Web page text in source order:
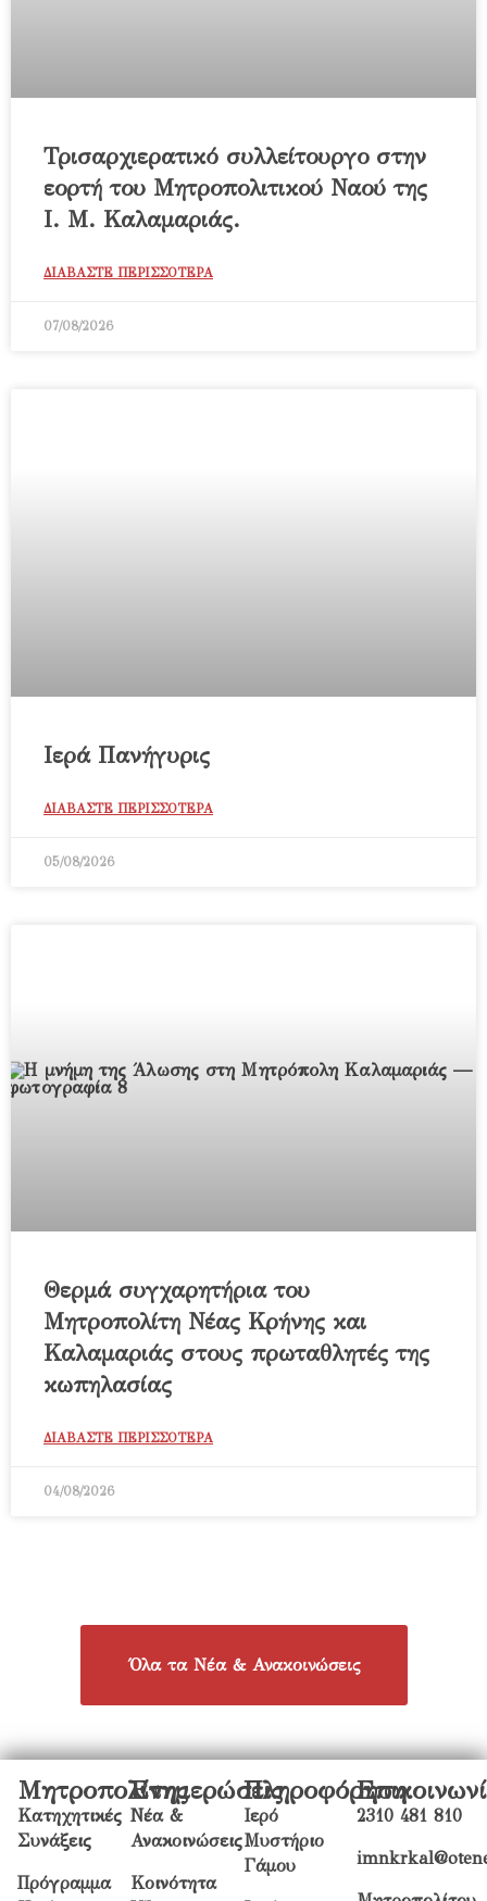
Τρισαρχιερατικό συλλείτουργο στην
εορτή του Μητροπολιτικού Ναού της
Ι. Μ. Καλαμαριάς.
ΔΙΑΒΑΣΤΕ ΠΕΡΙΣΣΟΤΕΡΑ
07/08/2026
Ιερά Πανήγυρις
ΔΙΑΒΑΣΤΕ ΠΕΡΙΣΣΟΤΕΡΑ
05/08/2026
Θερμά συγχαρητήρια του
Μητροπολίτη Νέας Κρήνης και
Καλαμαριάς στους πρωταθλητές της
κωπηλασίας
ΔΙΑΒΑΣΤΕ ΠΕΡΙΣΣΟΤΕΡΑ
04/08/2026
Όλα τα Νέα & Ανακοινώσεις
Μητροπολίτης
Κατηχητικές
Συνάξεις
Πρόγραμμα
Ενημερώσεις
Νέα &
Ανακοινώσεις
Κοινότητα
Πληροφόρηση
Ιερό
Μυστήριο
Γάμου
2310 481 810